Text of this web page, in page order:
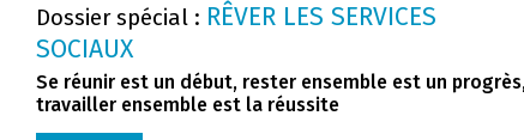
Dossier spécial : RÊVER LES SERVICES
SOCIAUX
Se réunir est un début, rester ensemble est un
travailler ensemble est la réussite